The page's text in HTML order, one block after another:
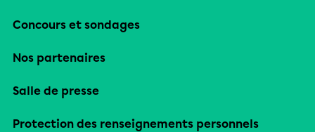
Concours et sondages
Nos partenaires
Salle de presse
Protection des renseignements personnels